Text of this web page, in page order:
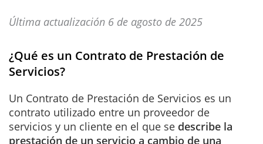
Última actualización 6 de agosto de 2025
¿Qué es un Contrato de Prestación de
Servicios?
Un Contrato de Prestación de Servicios es un
contrato utilizado entre un proveedor de
servicios y un cliente en el que se describe la
prestación de un servicio a cambio de una